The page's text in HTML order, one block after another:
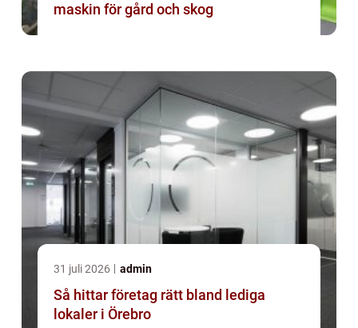
maskin för gård och skog
31 juli 2026 admin
Så hittar företag rätt bland lediga
lokaler i Örebro